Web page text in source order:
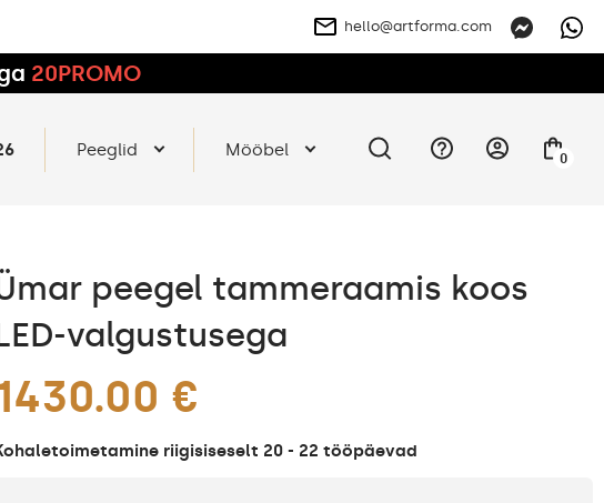
hello@artforma.com
20PROMO
Peeglid Mööbel 0
peegel tammeraamis koos
valgustusega
€
riigisiseselt 20 - 22 tööpäevad